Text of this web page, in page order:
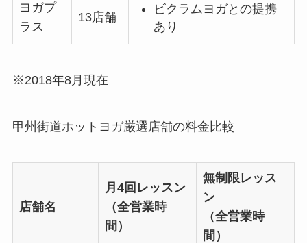
ヨガプ
ラス
13店舗
ビクラムヨガとの提携
あり
※2018年8月現在
甲州街道ホットヨガ厳選店舗の料金比較
店舗名
月4回レッスン
（全営業時
間）
無制限レッス
ン
（全営業時
間）